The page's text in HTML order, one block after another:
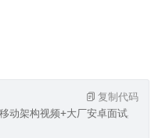
动架构视频+大厂安卓面试真题+
复制代码